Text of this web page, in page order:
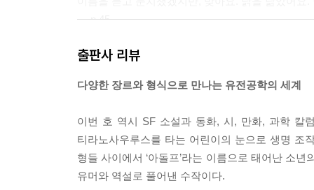
--- p.45
부모님은 내게도 다른 사람의 유전자를 주었다.
--- p.57
“어린아이 같은 소리 하네. 지구 쪽에서는 분명히
해.”
내 표정이 딱딱하게 굳었는지 헌요가 피식 웃었다.
“먼 미래의 얘기야. 어쨌든 질문. 온주는 정확히 언
출판사 리뷰
다양한 장르와 형식으로 만나는 유전공학의 세계
이번 호 역시 SF 소설과 동화, 시, 만화, 과학 칼
티라노사우루스를 타는 어린이의 눈으로 생명 조
형들 사이에서 ‘아돌프’라는 이름으로 태어난 소
유머와 역설로 풀어낸 수작이다.